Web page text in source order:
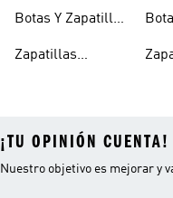
Botas Y Zapatillas
Zapatillas
¡TU OPINIÓN CUENTA!
Nuestro objetivo es mejorar y